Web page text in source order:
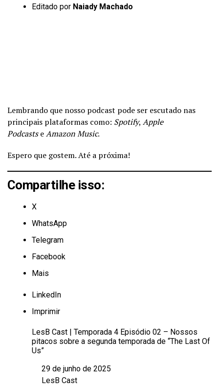
Editado por Naiady Machado
Lembrando que nosso podcast pode ser escutado nas
principais plataformas como: Spotify, Apple
PodcastseAmazon Music.
Espero que gostem. Até a próxima!
Compartilhe isso:
X
WhatsApp
Telegram
Facebook
Mais
LinkedIn
Imprimir
LesB Cast | Temporada 4 Episódio 02 – Nossos
pitacos sobre a segunda temporada de “The Last Of
Us”
Data
29 de junho de 2025
Em relação a
LesB Cast